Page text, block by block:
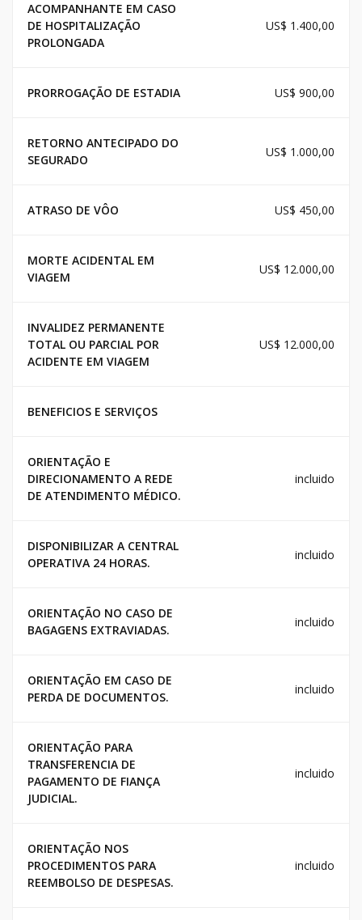
ACOMPANHANTE EM CASO
DE HOSPITALIZAÇÃO
PROLONGADA
US$ 1.400,00
PRORROGAÇÃO DE ESTADIA US$ 900,00
RETORNO ANTECIPADO DO
SEGURADO
US$ 1.000,00
ATRASO DE VÔO US$ 450,00
MORTE ACIDENTAL EM
VIAGEM
US$ 12.000,00
INVALIDEZ PERMANENTE
TOTAL OU PARCIAL POR
ACIDENTE EM VIAGEM
US$ 12.000,00
BENEFICIOS E SERVIÇOS
ORIENTAÇÃO E
DIRECIONAMENTO A REDE
DE ATENDIMENTO MÉDICO.
incluido
DISPONIBILIZAR A CENTRAL
OPERATIVA 24 HORAS.
incluido
ORIENTAÇÃO NO CASO DE
BAGAGENS EXTRAVIADAS.
incluido
ORIENTAÇÃO EM CASO DE
PERDA DE DOCUMENTOS.
incluido
ORIENTAÇÃO PARA
TRANSFERENCIA DE
PAGAMENTO DE FIANÇA
JUDICIAL.
incluido
ORIENTAÇÃO NOS
PROCEDIMENTOS PARA
REEMBOLSO DE DESPESAS.
incluido